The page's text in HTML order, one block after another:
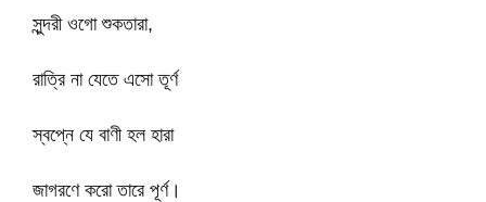
সুন্দরী ওগো শুকতারা,
রাত্রি না যেতে এসো তূর্ণ
স্বপ্নে যে বাণী হল হারা
জাগরণে করো তারে পূর্ণ।